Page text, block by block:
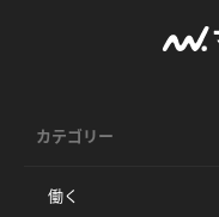
カテゴリー
働く